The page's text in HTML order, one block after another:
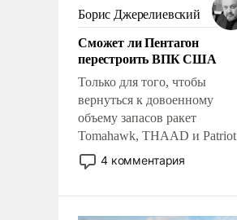
и ее реализация радикально
поднимет наши боевые
возможности.
Борис Джерелиевский
Сможет ли Пентагон
перестроить ВПК США
Только для того, чтобы
вернуться к довоенному
объему запасов ракет
Tomahawk, THAAD и Patriot
США потребуется более трех
лет. Даже небольшая война с
4 комментария